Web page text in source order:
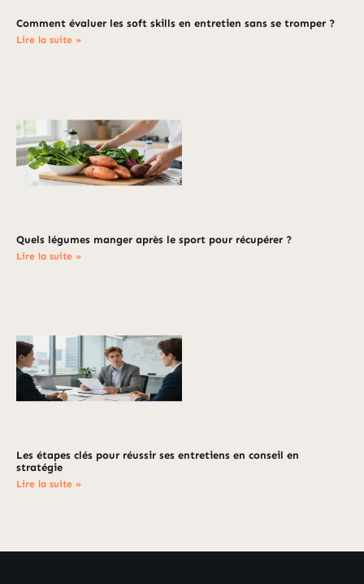
Comment évaluer les soft skills en entretien sans se tromper ?
Lire la suite »
Quels légumes manger après le sport pour récupérer ?
Lire la suite »
Les étapes clés pour réussir ses entretiens en conseil en
stratégie
Lire la suite »